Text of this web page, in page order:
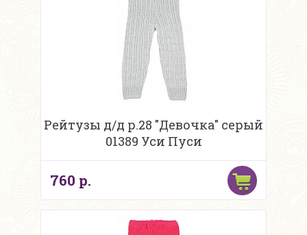
Рейтузы д/д р.28 "Девочка" серый
01389 Уси Пуси
760 р.